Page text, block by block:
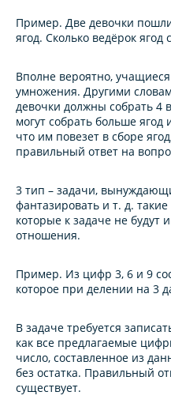
Пример. Две девочки
ягод. Сколько ведёрок ягод
Вполне вероятно,
умножения. Другими
девочки должны собрать 4
могут собрать больше
что им повезет в сборе
правильный ответ на
3 тип – задачи,
фантазировать и т. д.
которые к задаче не будут
отношения.
Пример. Из цифр 3, 6 и 9
которое при делении на 3
В задаче требуется
как все предлагаемые
число, составленное из
без остатка. Правильный
существует.